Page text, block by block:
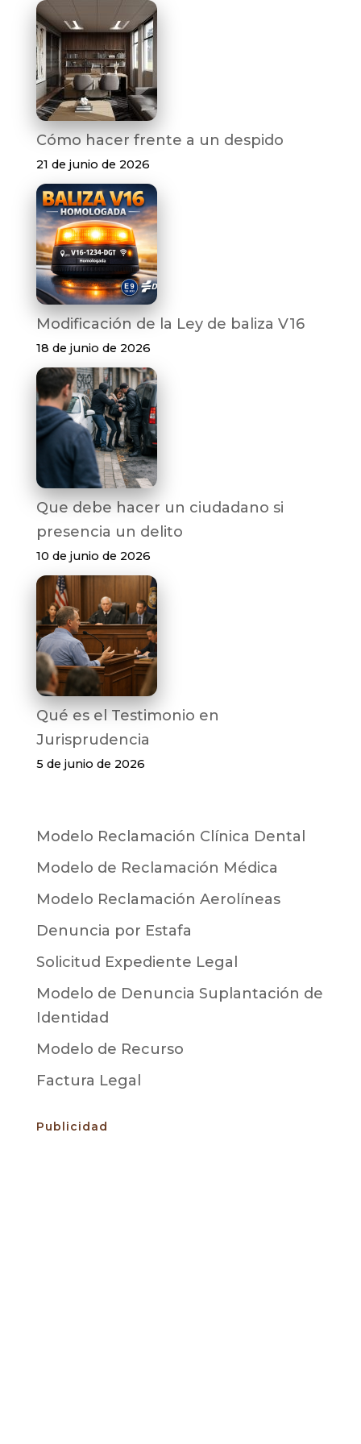
Cómo hacer frente a un despido
21 de junio de 2026
Modificación de la Ley de baliza V16
18 de junio de 2026
Que debe hacer un ciudadano si
presencia un delito
10 de junio de 2026
Qué es el Testimonio en
Jurisprudencia
5 de junio de 2026
Modelo Reclamación Clínica Dental
Modelo de Reclamación Médica
Modelo Reclamación Aerolíneas
Denuncia por Estafa
Solicitud Expediente Legal
Modelo de Denuncia Suplantación de
Identidad
Modelo de Recurso
Factura Legal
Publicidad